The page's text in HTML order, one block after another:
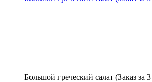
Большой греческий салат (Заказ за